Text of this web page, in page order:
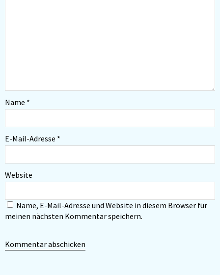
Name *
E-Mail-Adresse *
Website
Name, E-Mail-Adresse und Website in diesem Browser für
meinen nächsten Kommentar speichern.